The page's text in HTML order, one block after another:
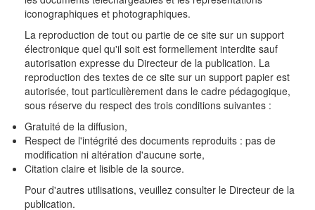
iconographiques et photographiques.
La reproduction de tout ou partie de ce site sur un support
électronique quel qu'il soit est formellement interdite sauf
autorisation expresse du Directeur de la publication. La
reproduction des textes de ce site sur un support papier est
autorisée, tout particulièrement dans le cadre pédagogique,
sous réserve du respect des trois conditions suivantes :
Gratuité de la diffusion,
Respect de l'intégrité des documents reproduits : pas de
modification ni altération d'aucune sorte,
Citation claire et lisible de la source.
Pour d'autres utilisations, veuillez consulter le Directeur de la
publication.